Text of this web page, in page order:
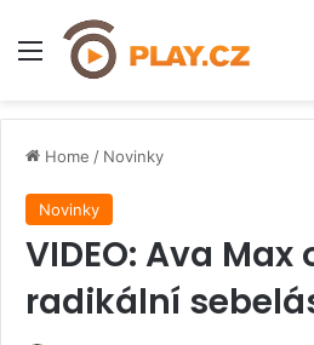
Menu
Home / Novinky
Novinky
VIDEO: Ava
radikální